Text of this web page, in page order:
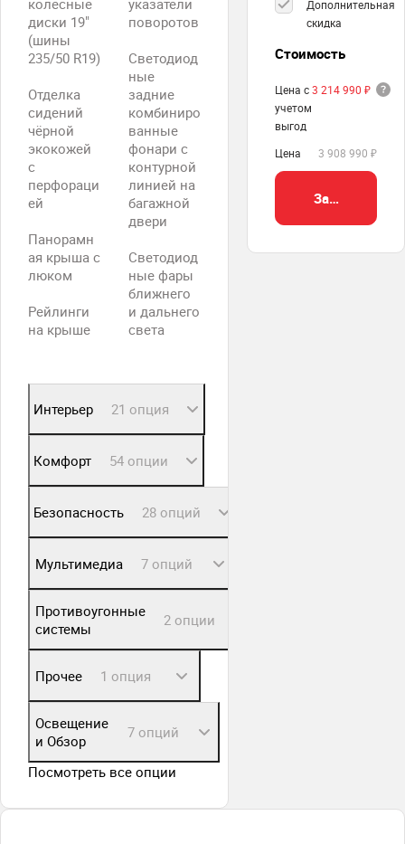
колесные
диски 19"
(шины
235/50 R19)
Отделка
сидений
чёрной
экокожей
с
перфораци
ей
Панорамн
ая крыша с
люком
Рейлинги
на крыше
указатели
поворотов
Светодиод
ные
задние
комбиниро
ванные
фонари с
контурной
линией на
багажной
двери
Светодиод
ные фары
ближнего
и дальнего
света
Интерьер 21 опция
Комфорт 54 опции
Безопасность 28 опций
Мультимедиа 7 опций
Противоугонные
системы
2 опции
Прочее 1 опция
Освещение
и Обзор
7 опций
Посмотреть все опции
Дополнительная
скидка
Стоимость
Цена с
учетом
выгод
3 214 990 ₽
Цена 3 908 990 ₽